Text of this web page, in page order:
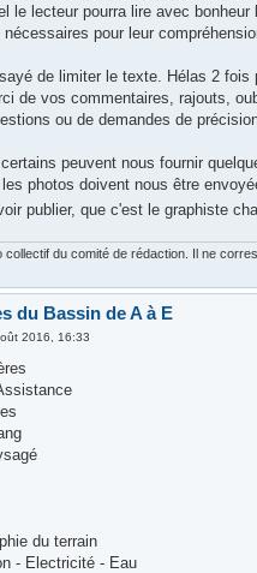
le lecteur pourra lire avec
pour leur
de limiter le texte. Hélas 2 fois
de vos commentaires, rajouts,
ou de demandes de
peuvent nous fournir
photos doivent nous être
publier, que c'est le graphiste
collectif du comité de rédaction. Il ne
du Bassin de A à E
2016, 16:33
du terrain
- Electricité - Eau